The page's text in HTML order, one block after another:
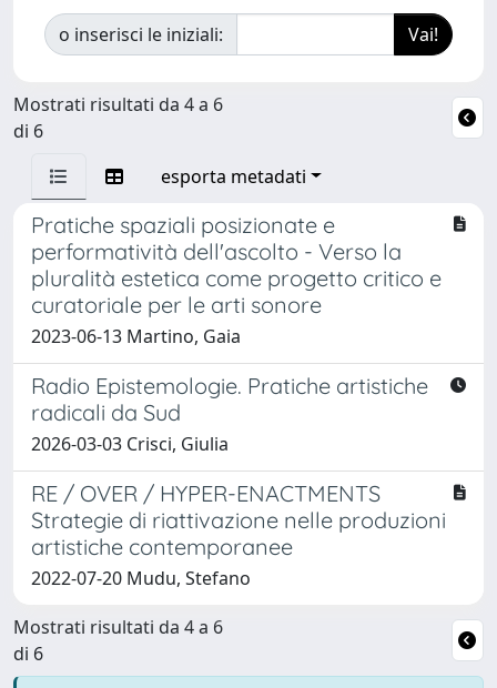
o inserisci le iniziali:
Mostrati risultati da 4 a 6
di 6
esporta metadati
Pratiche spaziali posizionate e
performatività dell'ascolto - Verso la
pluralità estetica come progetto critico e
curatoriale per le arti sonore
2023-06-13 Martino, Gaia
Radio Epistemologie. Pratiche artistiche
radicali da Sud
2026-03-03 Crisci, Giulia
RE / OVER / HYPER-ENACTMENTS
Strategie di riattivazione nelle produzioni
artistiche contemporanee
2022-07-20 Mudu, Stefano
Mostrati risultati da 4 a 6
di 6